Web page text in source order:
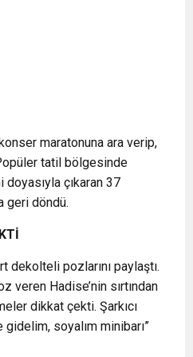
maratonuna ara verip,
tatil bölgesinde
çıkaran 37
geri döndü.
dekolteli pozlarını paylaştı.
veren Hadise’nin sırtından
dikkat çekti. Şarkıcı
gidelim, soyalım minibarı”